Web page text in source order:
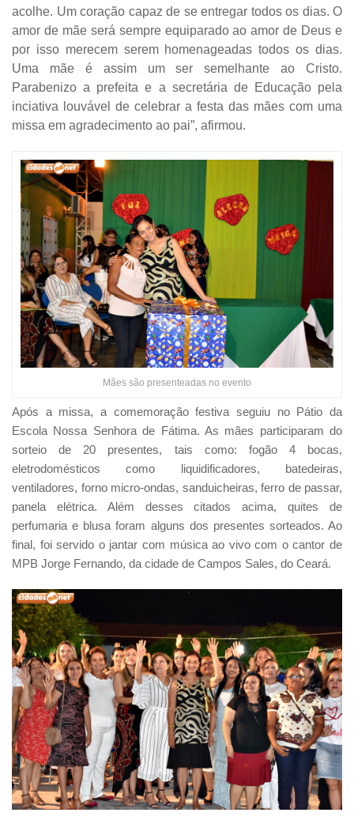
acolhe. Um coração capaz de se entregar todos os dias. O
amor de mãe será sempre equiparado ao amor de Deus e
por isso merecem serem homenageadas todos os dias.
Uma mãe é assim um ser semelhante ao Cristo.
Parabenizo a prefeita e a secretária de Educação pela
inciativa louvável de celebrar a festa das mães com uma
missa em agradecimento ao pai”, afirmou.
Mães são presenteadas no evento
Após a missa, a comemoração festiva seguiu no Pátio da
Escola Nossa Senhora de Fátima. As mães participaram do
sorteio de 20 presentes, tais como: fogão 4 bocas,
eletrodomésticos como liquidificadores, batedeiras,
ventiladores, forno micro-ondas, sanduicheiras, ferro de passar,
panela elétrica. Além desses citados acima, quites de
perfumaria e blusa foram alguns dos presentes sorteados. Ao
final, foi servido o jantar com música ao vivo com o cantor de
MPB Jorge Fernando, da cidade de Campos Sales, do Ceará.